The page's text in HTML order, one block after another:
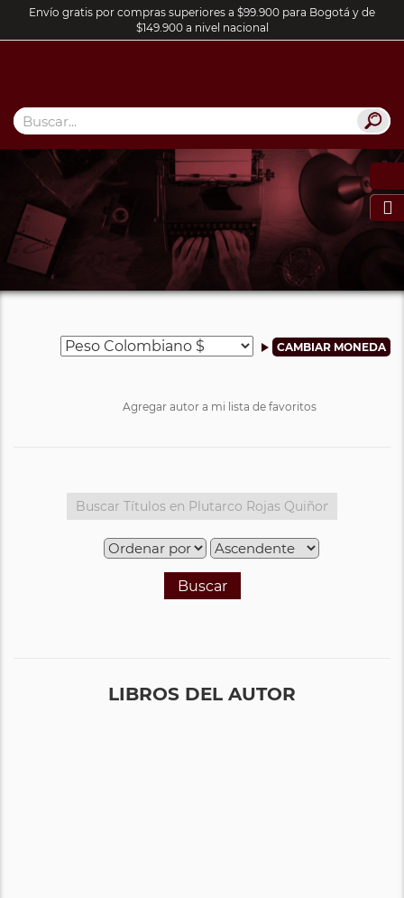
Envío gratis por compras superiores a $99.900 para Bogotá y de
$149.900 a nivel nacional

Agregar autor a mi lista de favoritos
Buscar
LIBROS DEL AUTOR